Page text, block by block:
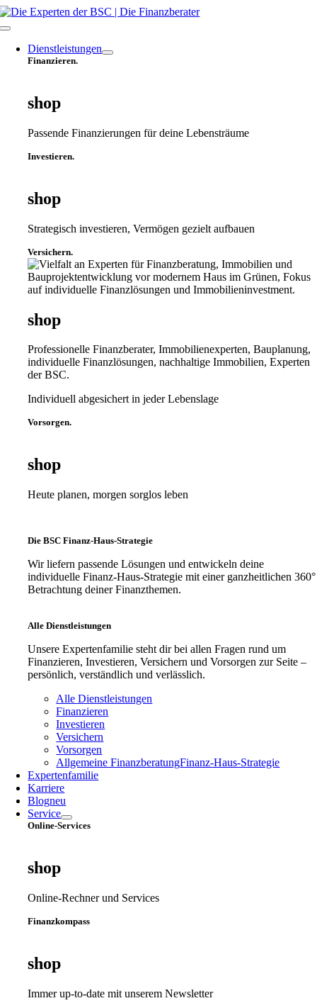
Zum
Inhalt
Toggle
NavigationDienstleistungen
Finanzieren.
shop
Passende Finanzierungen für deine Lebensträume
Investieren.
shop
Strategisch investieren, Vermögen gezielt aufbauen
Versichern.
shop
Professionelle Finanzberater, Immobilienexperten, Bauplanung,
individuelle Finanzlösungen, nachhaltige Immobilien, Experten
der BSC.
Individuell abgesichert in jeder Lebenslage
Vorsorgen.
shop
Heute planen, morgen sorglos leben
Die BSC Finanz-Haus-Strategie
Wir liefern passende Lösungen und entwickeln deine
individuelle Finanz-Haus-Strategie mit einer ganzheitlichen 360°
Betrachtung deiner Finanzthemen.
Alle Dienstleistungen
Unsere Expertenfamilie steht dir bei allen Fragen rund um
Finanzieren, Investieren, Versichern und Vorsorgen zur Seite –
persönlich, verständlich und verlässlich.
Alle Dienstleistungen
Finanzieren
Investieren
Versichern
Vorsorgen
Allgemeine FinanzberatungFinanz‑Haus‑Strategie
Expertenfamilie
Karriere
Blogneu
Service
Online-Services
shop
Online-Rechner und Services
Finanzkompass
shop
Immer up-to-date mit unserem Newsletter